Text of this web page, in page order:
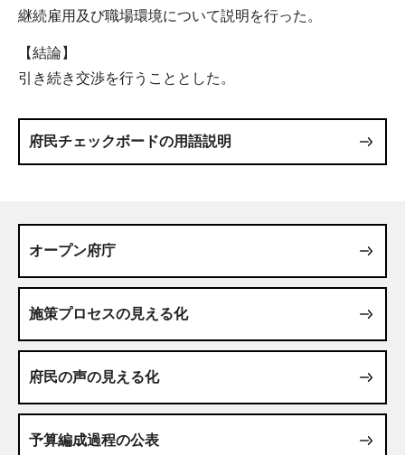
継続雇用及び職場環境について説明を行った。
【結論】
引き続き交渉を行うこととした。
府民チェックボードの用語説明
オープン府庁
施策プロセスの見える化
府民の声の見える化
予算編成過程の公表